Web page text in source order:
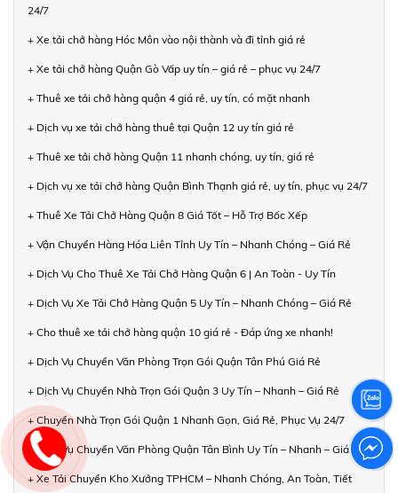
24/7
+ Xe tải chở hàng Hóc Môn vào nội thành và đi tỉnh giá rẻ
+ Xe tải chở hàng Quận Gò Vấp uy tín – giá rẻ – phục vụ 24/7
+ Thuê xe tải chở hàng quận 4 giá rẻ, uy tín, có mặt nhanh
+ Dịch vụ xe tải chở hàng thuê tại Quận 12 uy tín giá rẻ
+ Thuê xe tải chở hàng Quận 11 nhanh chóng, uy tín, giá rẻ
+ Dịch vụ xe tải chở hàng Quận Bình Thạnh giá rẻ, uy tín, phục vụ 24/7
+ Thuê Xe Tải Chở Hàng Quận 8 Giá Tốt – Hỗ Trợ Bốc Xếp
+ Vận Chuyển Hàng Hóa Liên Tỉnh Uy Tín – Nhanh Chóng – Giá Rẻ
+ Dịch Vụ Cho Thuê Xe Tải Chở Hàng Quận 6 | An Toàn - Uy Tín
+ Dịch Vụ Xe Tải Chở Hàng Quận 5 Uy Tín – Nhanh Chóng – Giá Rẻ
+ Cho thuê xe tải chở hàng quận 10 giá rẻ - Đáp ứng xe nhanh!
+ Dịch Vụ Chuyển Văn Phòng Trọn Gói Quận Tân Phú Giá Rẻ
+ Dịch Vụ Chuyển Nhà Trọn Gói Quận 3 Uy Tín – Nhanh – Giá Rẻ
+ Chuyển Nhà Trọn Gói Quận 1 Nhanh Gọn, Giá Rẻ, Phục Vụ 24/7
+ Dịch Vụ Chuyển Văn Phòng Quận Tân Bình Uy Tín – Nhanh – Giá Tốt
+ Xe Tải Chuyển Kho Xưởng TPHCM – Nhanh Chóng, An Toàn, Tiết